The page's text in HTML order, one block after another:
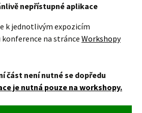
nepřístupné aplikace
k jednotlivým expozicím
na stránce Workshopy
část není nutné se dopředu
je nutná pouze na workshopy.